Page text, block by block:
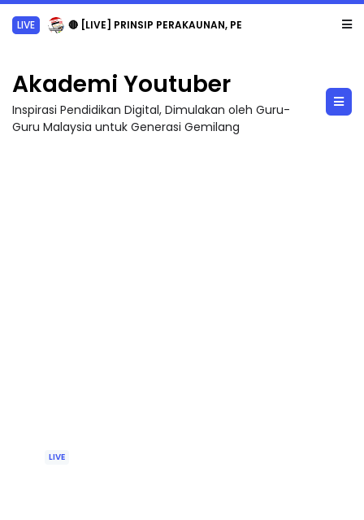
LIVE 🔴 [LIVE] PRINSIP PERAKAUNAN, PECUT SKOR SOALAN 1 TRIAL OLEH CIKGU WAN...
Akademi Youtuber
Inspirasi Pendidikan Digital, Dimulakan oleh Guru-
Guru Malaysia untuk Generasi Gemilang
LIVE